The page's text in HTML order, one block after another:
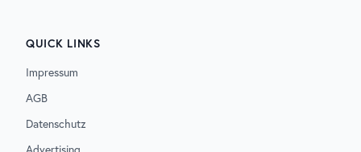
QUICK LINKS
Impressum
AGB
Datenschutz